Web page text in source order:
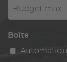
Budget max
Boîte